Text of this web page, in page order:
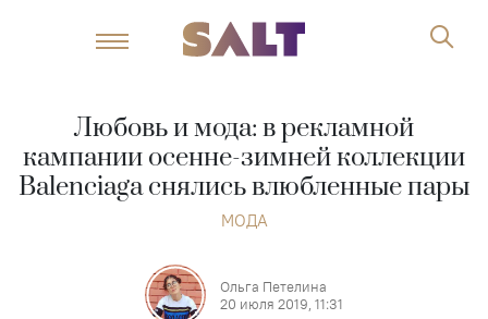
Любовь и мода: в рекламной
кампании осенне-зимней коллекции
Balenciaga снялись влюбленные пары
МОДА
Ольга Петелина
20 июля 2019, 11:31